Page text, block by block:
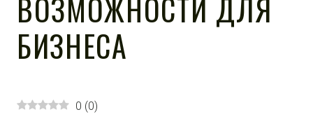
ВОЗМОЖНОСТИ ДЛЯ
БИЗНЕСА
0 (0)